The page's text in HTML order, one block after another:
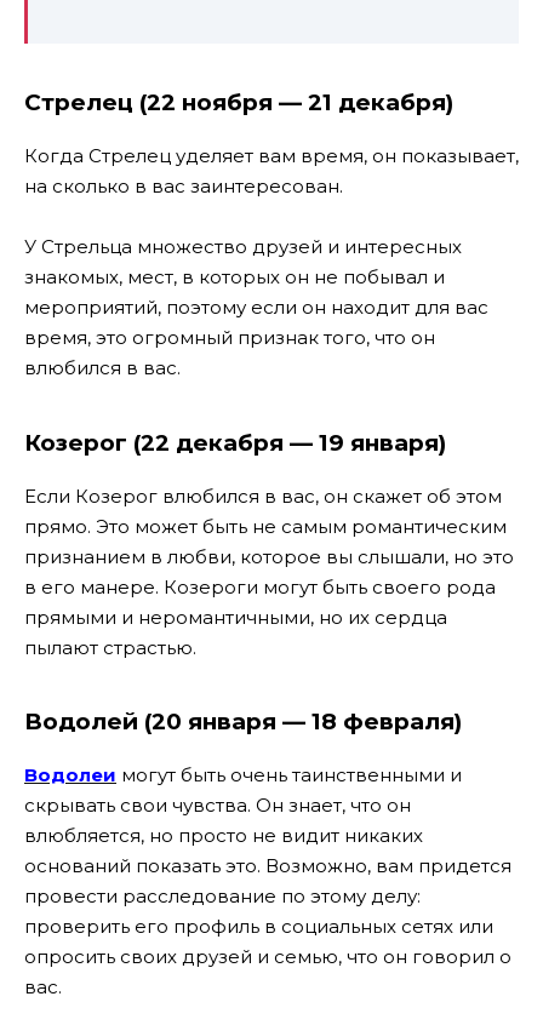
Стрелец (22 ноября — 21 декабря)
Когда Стрелец уделяет вам время, он показывает,
на сколько в вас заинтересован.
У Стрельца множество друзей и интересных
знакомых, мест, в которых он не побывал и
мероприятий, поэтому если он находит для вас
время, это огромный признак того, что он
влюбился в вас.
Козерог (22 декабря — 19 января)
Если Козерог влюбился в вас, он скажет об этом
прямо. Это может быть не самым романтическим
признанием в любви, которое вы слышали, но это
в его манере. Козероги могут быть своего рода
прямыми и неромантичными, но их сердца
пылают страстью.
Водолей (20 января — 18 февраля)
Водолеи могут быть очень таинственными и
скрывать свои чувства. Он знает, что он
влюбляется, но просто не видит никаких
оснований показать это. Возможно, вам придется
провести расследование по этому делу:
проверить его профиль в социальных сетях или
опросить своих друзей и семью, что он говорил о
вас.